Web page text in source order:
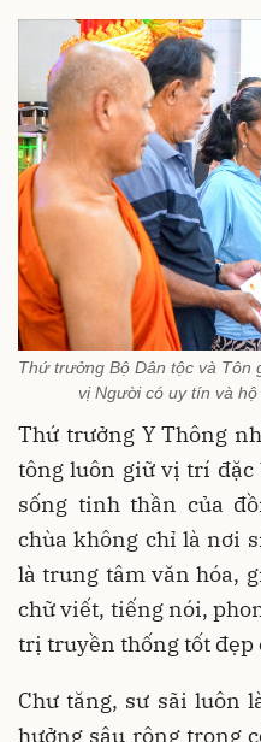
Thứ trưởng Bộ Dân tộc và Tôn
vị Người có uy tín và
Thứ trưởng Y Thông
tông luôn giữ vị trí
sống tinh thần của
chùa không chỉ là nơi
là trung tâm văn hóa,
chữ viết, tiếng nói,
trị truyền thống tốt đẹp
Chư tăng, sư sãi luôn
hưởng sâu rộng trong